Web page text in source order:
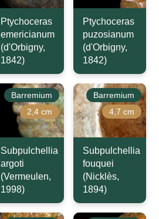
Ptychoceras
emericianum
(d'Orbigny,
1842)
Ptychoceras
puzosianum
(d'Orbigny,
1842)
Barremium
2,4 cm
Subpulchellia
argoti
(Vermeulen,
1998)
Barremium
4,7 cm
Subpulchellia
fouquei
(Nicklès,
1894)